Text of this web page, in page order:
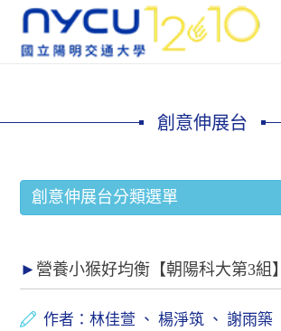
創意伸展台
創意伸展台分類選單
營養小猴好均衡【朝陽科大第3組】
作者：林佳萱 、 楊淨筑 、 謝雨築